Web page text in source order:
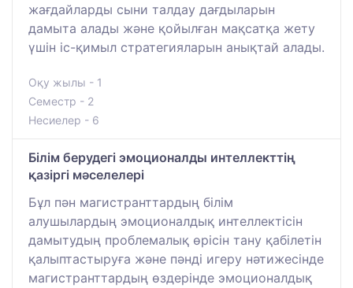
жағдайларды сыни талдау дағдыларын
дамыта алады және қойылған мақсатқа жету
үшін іс-қимыл стратегияларын анықтай алады.
Оқу жылы - 1
Семестр - 2
Несиелер - 6
Білім берудегі эмоционалды интеллекттің
қазіргі мәселелері
Бұл пән магистранттардың білім
алушылардың эмоционалдық интеллектісін
дамытудың проблемалық өрісін тану қабілетін
қалыптастыруға және пәнді игеру нәтижесінде
магистранттардың өздерінде эмоционалдық